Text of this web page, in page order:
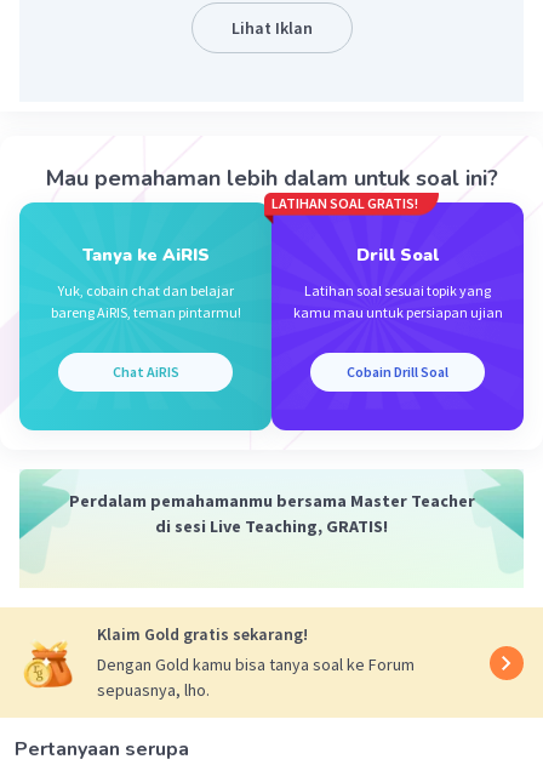
Lihat Iklan
Mau pemahaman lebih dalam untuk soal ini?
Tanya ke AiRIS
Yuk, cobain chat dan belajar
bareng AiRIS, teman pintarmu!
Chat AiRIS
LATIHAN SOAL GRATIS!
Drill Soal
Latihan soal sesuai topik yang
kamu mau untuk persiapan ujian
Cobain Drill Soal
Perdalam pemahamanmu bersama Master Teacher
di sesi Live Teaching, GRATIS!
Klaim Gold gratis sekarang!
Dengan Gold kamu bisa tanya soal ke Forum
sepuasnya, lho.
Pertanyaan serupa